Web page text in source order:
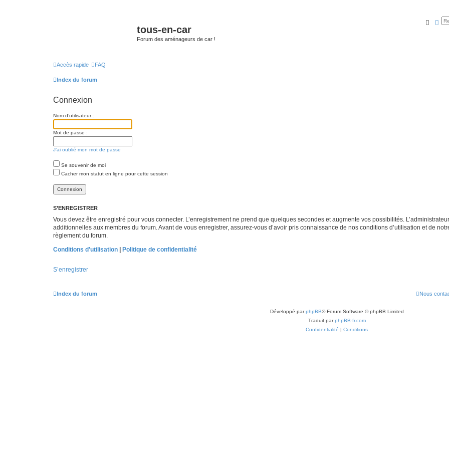
tous-en-car
Forum des aménageurs de car !
Accès rapide FAQ
Index du forum
Connexion
Nom d’utilisateur :
Mot de passe :
J’ai oublié mon mot de passe
Se souvenir de moi
Cacher mon statut en ligne pour cette session
S’ENREGISTRER
Vous devez être enregistré pour vous connecter. L’enregistrement ne prend que quelques secondes et augmente vos possibilités.
additionnelles aux membres du forum. Avant de vous enregistrer, assurez-vous d’avoir pris connaissance de nos conditions d’utilisation et de
règlement du forum.
Conditions d’utilisation
Politique de confidentialité
S’enregistrer
Index du forum Nous
Développé parphpBB® Forum Software © phpBB Limited
Traduit parphpBB-fr.com
Confidentialité | Conditions